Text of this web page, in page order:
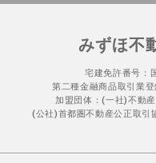
みずほ不
宅建免許番号：
第二種金融商品取引業
加盟団体：(一社)不動
(公社)首都圏不動産公正取